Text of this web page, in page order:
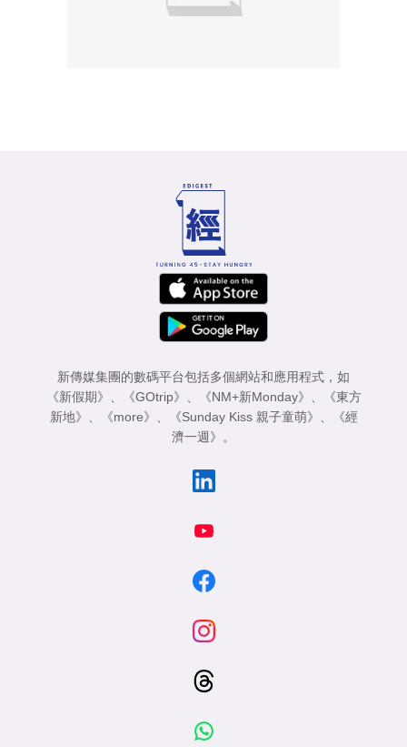
新傳媒集團的數碼平台包括多個網站和應用程式，如
《新假期》
《GOtrip》 《NM+新Monday》
《東方
新地》
《more》 《Sunday Kiss 親子童萌》
《經
濟一週》
。